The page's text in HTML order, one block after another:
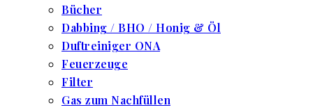
Bücher
Dabbing / BHO / Honig & Öl
Duftreiniger ONA
Feuerzeuge
Filter
Gas zum Nachfüllen